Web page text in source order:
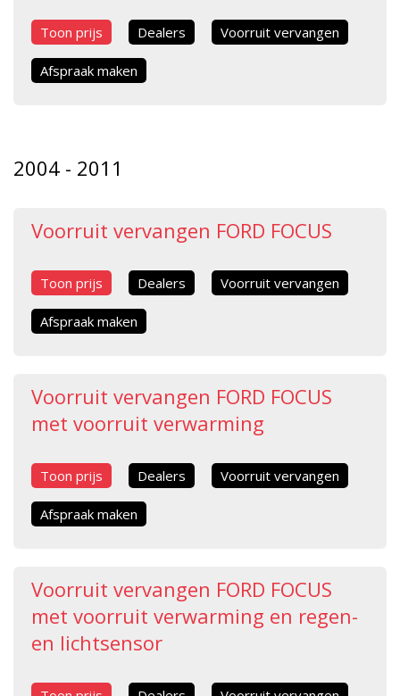
Toon prijs Dealers Voorruit vervangen
Afspraak maken
2004 - 2011
Voorruit vervangen FORD FOCUS
Toon prijs Dealers Voorruit vervangen
Afspraak maken
Voorruit vervangen FORD FOCUS
met voorruit verwarming
Toon prijs Dealers Voorruit vervangen
Afspraak maken
Voorruit vervangen FORD FOCUS
met voorruit verwarming en regen-
en lichtsensor